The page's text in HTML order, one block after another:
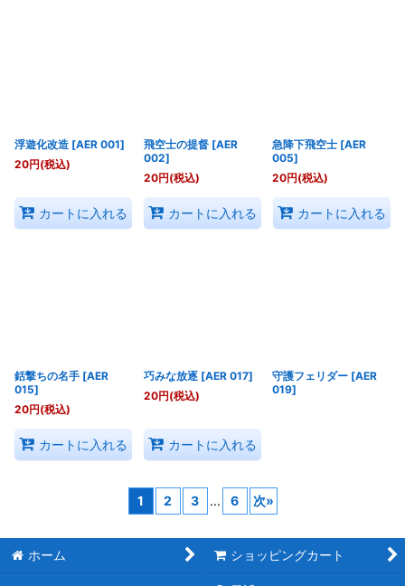
浮遊化改造 [AER 001]
20円(税込)
カートに入れる
飛空士の提督 [AER
002]
20円(税込)
カートに入れる
急降下飛空士 [AER
005]
20円(税込)
カートに入れる
銛撃ちの名手 [AER
015]
20円(税込)
カートに入れる
巧みな放逐 [AER 017]
20円(税込)
カートに入れる
守護フェリダー [AER
019]
1 2 3 ... 6 次»
ホーム ショッピングカート